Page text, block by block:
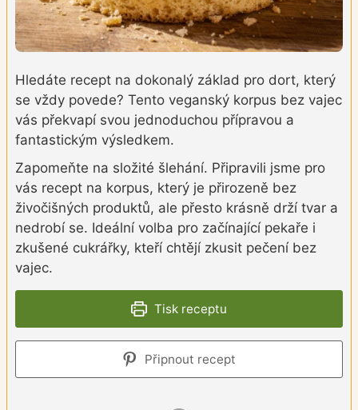
Hledáte recept na dokonalý základ pro dort, který
se vždy povede? Tento veganský korpus bez vajec
vás překvapí svou jednoduchou přípravou a
fantastickým výsledkem.
Zapomeňte na složité šlehání. Připravili jsme pro
vás recept na korpus, který je přirozeně bez
živočišných produktů, ale přesto krásně drží tvar a
nedrobí se. Ideální volba pro začínající pekaře i
zkušené cukrářky, kteří chtějí zkusit pečení bez
vajec.
Tisk receptu
Připnout recept